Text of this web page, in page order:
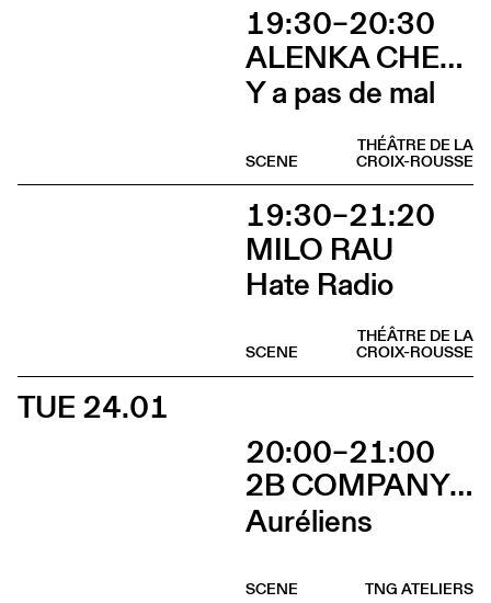
19:30–20:30
ALENKA CHENUZ & AMÉLIE VIDON
Y a pas de mal
THÉÂTRE DE LA
CROIX-ROUSSE
SCENE
19:30–21:20
MILO RAU
Hate Radio
THÉÂTRE DE LA
CROIX-ROUSSE
SCENE
TUE 24.01
20:00–21:00
2B COMPANY - FRANÇOIS GREMAUD
Auréliens
TNG ATELIERS
SCENE